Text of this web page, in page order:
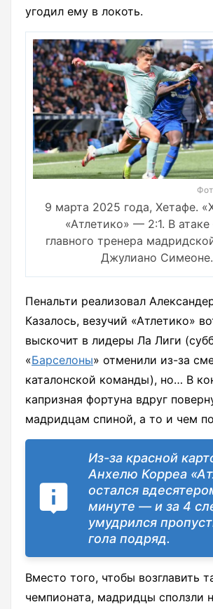
угодил ему в локоть.
9 марта 2025 года, Хетафе.
«Атлетико» — 2:1. В
главного тренера
Джулиано Симеоне.
Пенальти реализовал
Казалось, везучий «Атлетико»
выскочит в лидеры Ла Лиги
«Барселоны» отменили из-за
каталонской команды), но… В
капризная фортуна вдруг
мадридцам спиной, а то и чем
Из-за красной
Анхелю Корреа
остался
минуте — и за 4
умудрился
гола подряд.
Вместо того, чтобы возглавить
чемпионата, мадридцы сползли